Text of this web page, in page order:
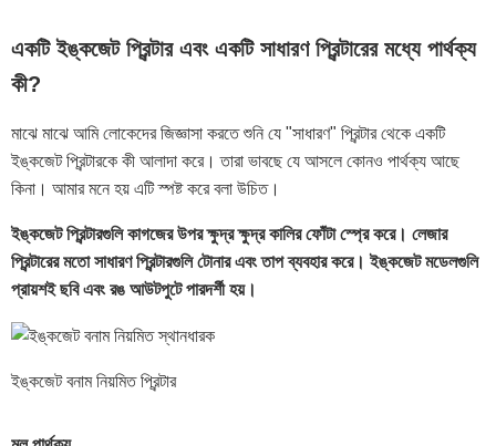
একটি ইঙ্কজেট প্রিন্টার এবং একটি সাধারণ প্রিন্টারের মধ্যে পার্থক্য
কী?
মাঝে মাঝে আমি লোকেদের জিজ্ঞাসা করতে শুনি যে "সাধারণ" প্রিন্টার থেকে একটি
ইঙ্কজেট প্রিন্টারকে কী আলাদা করে। তারা ভাবছে যে আসলে কোনও পার্থক্য আছে
কিনা। আমার মনে হয় এটি স্পষ্ট করে বলা উচিত।
ইঙ্কজেট প্রিন্টারগুলি কাগজের উপর ক্ষুদ্র ক্ষুদ্র কালির ফোঁটা স্প্রে করে। লেজার
প্রিন্টারের মতো সাধারণ প্রিন্টারগুলি টোনার এবং তাপ ব্যবহার করে। ইঙ্কজেট মডেলগুলি
প্রায়শই ছবি এবং রঙ আউটপুটে পারদর্শী হয়।
ইঙ্কজেট বনাম নিয়মিত প্রিন্টার